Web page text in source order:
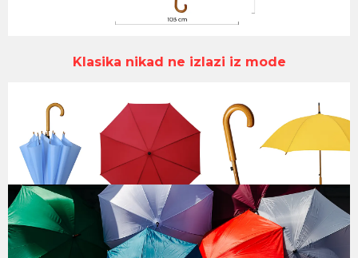
Klasika nikad ne izlazi iz mode